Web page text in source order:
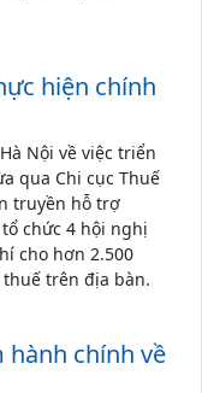
hiện chính
Nội về việc triển
qua Chi cục Thuế
truyền hỗ trợ
chức 4 hội nghị
cho hơn 2.500
trên địa bàn.
hành chính về